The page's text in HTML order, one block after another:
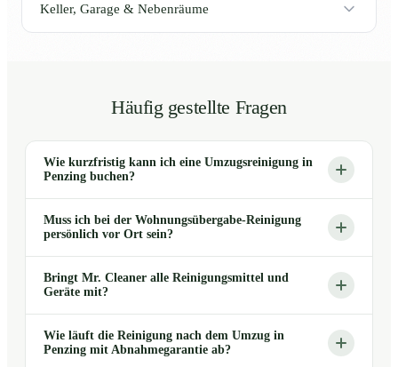
Keller, Garage & Nebenräume
Häufig gestellte Fragen
Wie kurzfristig kann ich eine Umzugsreinigung in
Penzing buchen?
Muss ich bei der Wohnungsübergabe-Reinigung
persönlich vor Ort sein?
Bringt Mr. Cleaner alle Reinigungsmittel und
Geräte mit?
Wie läuft die Reinigung nach dem Umzug in
Penzing mit Abnahmegarantie ab?